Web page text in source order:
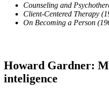
Counseling and
Client-Centered Therapy
On Becoming a Person
Howard Gardner:
inteligence